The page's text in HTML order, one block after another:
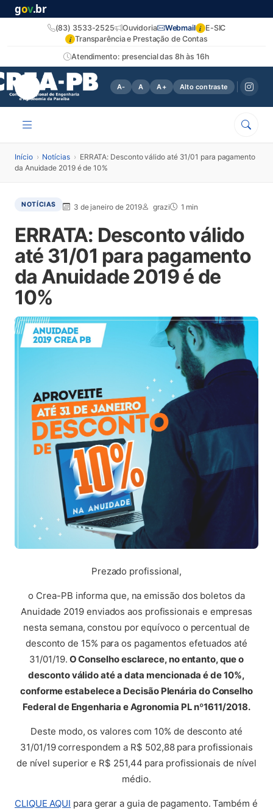
gov.br
Atendimento: presencial das 8h às 16h
(83) 3533-2525 Ouvidoria Webmail i E-SIC
i Transparência e Prestação de Contas
A- A A+ Alto contraste
Início › Notícias › ERRATA: Desconto válido até 31/01 para pagamento
da Anuidade 2019 é de 10%
NOTÍCIAS 3 de janeiro de 2019 grazi 1 min
ERRATA: Desconto válido
até 31/01 para pagamento
da Anuidade 2019 é de
10%
Prezado profissional,
o Crea-PB informa que, na emissão dos boletos da
Anuidade 2019 enviados aos profissionais e empresas
nesta semana, constou por equívoco o percentual de
desconto de 15% para os pagamentos efetuados até
31/01/19. O Conselho esclarece, no entanto, que o
desconto válido até a data mencionada é de 10%,
conforme estabelece a Decisão Plenária do Conselho
Federal de Engenharia e Agronomia PL nº1611/2018.
Deste modo, os valores com 10% de desconto até
31/01/19 correspondem a R$ 502,88 para profissionais
de nível superior e R$ 251,44 para profissionais de nível
médio.
CLIQUE AQUI (abre em nova aba)
para gerar a guia de pagamento. Também é